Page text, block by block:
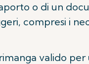
o di un
compresi i
valido